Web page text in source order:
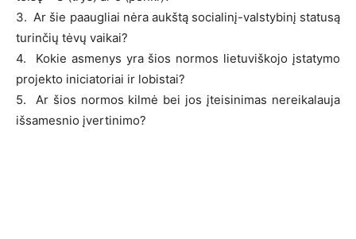
3. Ar šie paaugliai nėra aukštą socialinį-valstybinį statusą
turinčių tėvų vaikai?
4. Kokie asmenys yra šios normos lietuviškojo įstatymo
projekto iniciatoriai ir lobistai?
5. Ar šios normos kilmė bei jos įteisinimas nereikalauja
išsamesnio įvertinimo?